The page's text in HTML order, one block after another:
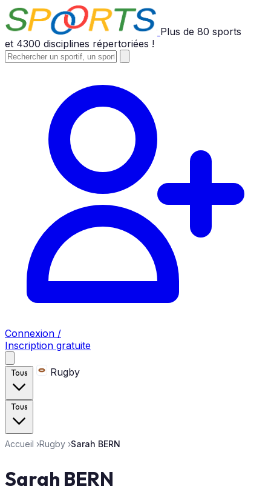
Plus de 80 sports
et 4300 disciplines répertoriées !
Connexion /
Inscription gratuite
Tous Rugby
Tous
Accueil ›Rugby ›Sarah BERN
Sarah BERN